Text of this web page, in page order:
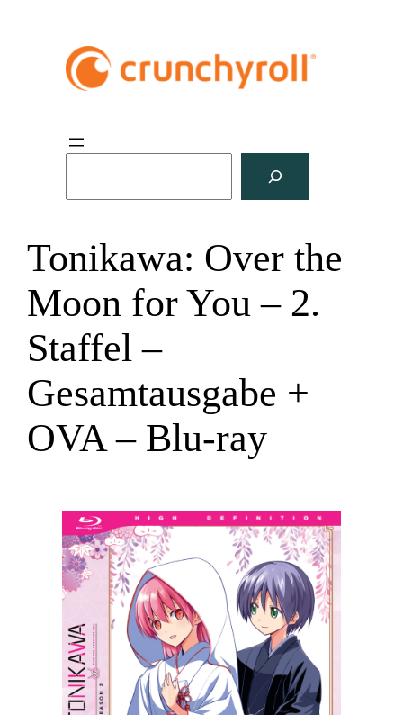
e
Tonikawa: Over the
Moon for You – 2.
Staffel –
Gesamtausgabe +
OVA – Blu-ray